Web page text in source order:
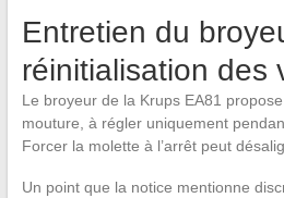
Entretien du
réinitialisation des
Le broyeur de la Krups EA81
mouture, à régler uniquement
Forcer la molette à l’arrêt peut
Un point que la notice mentionne